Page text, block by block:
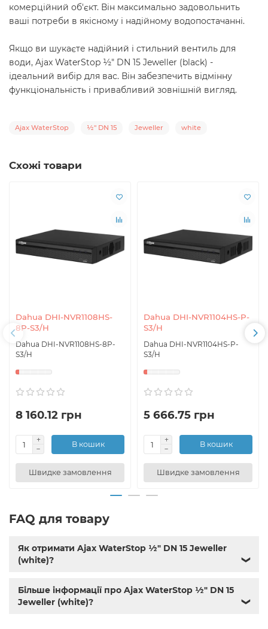
комерційний об'єкт. Він максимально задовольнить
ваші потреби в якісному і надійному водопостачанні.
Якщо ви шукаєте надійний і стильний вентиль для
води, Ajax WaterStop ½" DN 15 Jeweller (black) -
ідеальний вибір для вас. Він забезпечить відмінну
функціональність і привабливий зовнішній вигляд.
Ajax WaterStop ½" DN 15 Jeweller white
Схожі товари
Dahua DHI-NVR1108HS-
8P-S3/H
Dahua DHI-NVR1108HS-8P-
S3/H
8 160.12 грн
В кошик
Швидке замовлення
Dahua DHI-NVR1104HS-P-
S3/H
Dahua DHI-NVR1104HS-P-
S3/H
5 666.75 грн
В кошик
Швидке замовлення
FAQ для товару
Як отримати Ajax WaterStop ½" DN 15 Jeweller
(white)?
❯
Більше інформації про Ajax WaterStop ½" DN 15
Jeweller (white)?
❯